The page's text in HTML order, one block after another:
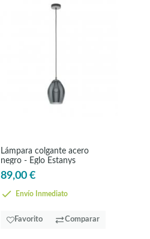
Lámpara colgante acero
negro - Eglo Estanys
89,00 €
Envío Inmediato
Favorito Comparar